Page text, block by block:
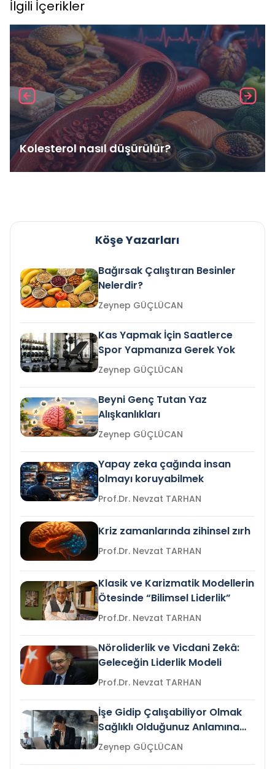
İlgili İçerikler
Kolesterol nasıl düşürülür?
Köşe Yazarları
Bağırsak Çalıştıran Besinler
Nelerdir?
Zeynep GÜÇLÜCAN
Kas Yapmak İçin Saatlerce
Spor Yapmanıza Gerek Yok
Zeynep GÜÇLÜCAN
Beyni Genç Tutan Yaz
Alışkanlıkları
Zeynep GÜÇLÜCAN
Yapay zeka çağında insan
olmayı koruyabilmek
Prof.Dr. Nevzat TARHAN
Kriz zamanlarında zihinsel zırh
Prof.Dr. Nevzat TARHAN
Klasik ve Karizmatik Modellerin
Ötesinde “Bilimsel Liderlik”
Prof.Dr. Nevzat TARHAN
Nöroliderlik ve Vicdani Zekâ:
Geleceğin Liderlik Modeli
Prof.Dr. Nevzat TARHAN
İşe Gidip Çalışabiliyor Olmak
Sağlıklı Olduğunuz Anlamına
Gelir mi?Zeynep GÜÇLÜCAN